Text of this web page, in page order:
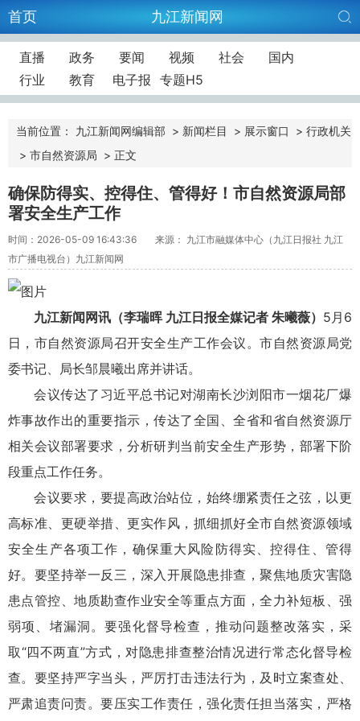
首页 九江新闻网
直播 政务 要闻 视频 社会
国内
行业
教育 电子报 专题H5
当前位置： 九江新闻网编辑部 > 新闻栏目 > 展示窗口 > 行政机关
> 市自然资源局 > 正文
确保防得实、控得住、管得好！市自然资源局部
署安全生产工作
时间：2026-05-09 16:43:36
来源： 九江市融媒体中心（九江日报社 九江
市广播电视台）九江新闻网
九江新闻网讯 （李瑞晖 九江日报全媒记者 朱曦薇） 5月6
日，市自然资源局召开安全生产工作会议。市自然资源局党
委书记、局长邹晨曦出席并讲话。
会议传达了习近平总书记对湖南长沙浏阳市一烟花厂爆
炸事故作出的重要指示，传达了全国、全省和省自然资源厅
相关会议部署要求，分析研判当前安全生产形势，部署下阶
段重点工作任务。
会议要求，要提高政治站位，始终绷紧责任之弦，以更
高标准、更硬举措、更实作风，抓细抓好全市自然资源领域
安全生产各项工作，确保重大风险防得实、控得住、管得
好。要坚持举一反三，深入开展隐患排查，聚焦地质灾害隐
患点管控、地质勘查作业安全等重点方面，全力补短板、强
弱项、堵漏洞。要强化督导检查，推动问题整改落实，采
取“四不两直”方式，对隐患排查整治情况进行常态化督导检
查。要坚持严字当头，严厉打击违法行为，及时立案查处、
严肃追责问责。要压实工作责任，强化责任担当落实，严格